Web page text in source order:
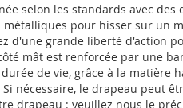
selon les standards avec des
métalliques pour hisser sur un
d'une grande liberté d'action
mât est renforcée par une
de vie, grâce à la matière
nécessaire, le drapeau peut
drapeau : veuillez nous le